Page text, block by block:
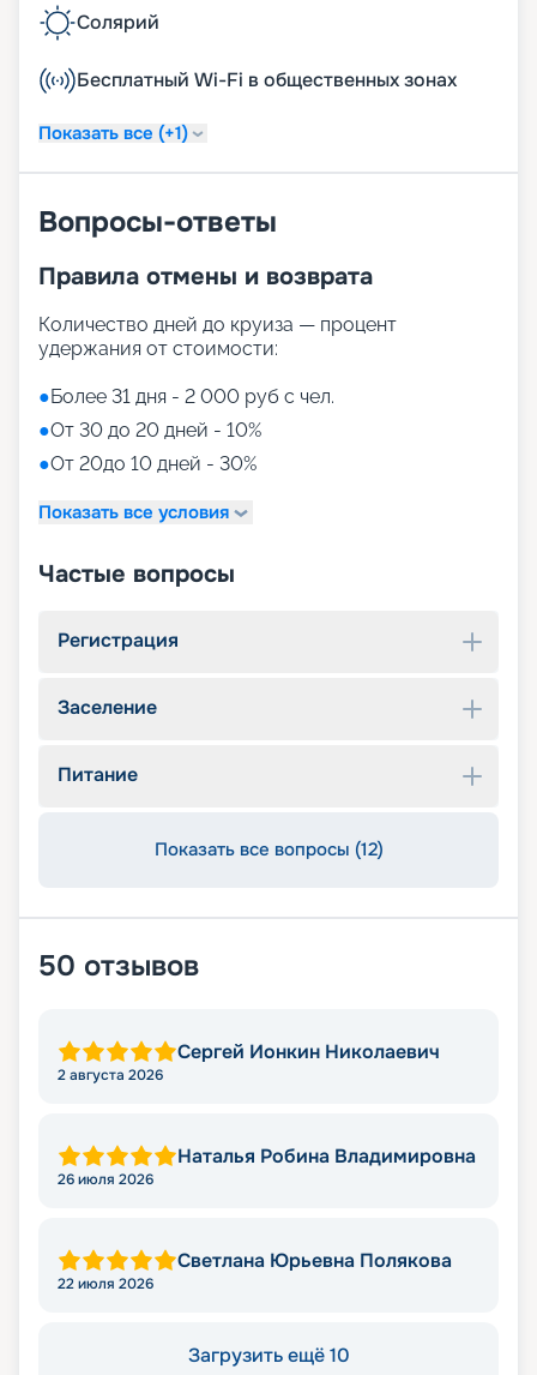
Солярий
Бесплатный Wi-Fi в общественных зонах
Показать все (+1)
Вопросы-ответы
Правила отмены и возврата
Количество дней до круиза — процент
удержания от стоимости:
●Более 31 дня - 2 000 руб с чел.
●От 30 до 20 дней - 10%
●От 20до 10 дней - 30%
Показать все условия
Частые вопросы
Регистрация
Заселение
Питание
Показать все вопросы (12)
50 отзывов
Сергей Ионкин Николаевич
2 августа 2026
Наталья Робина Владимировна
26 июля 2026
Светлана Юрьевна Полякова
22 июля 2026
Загрузить ещё 10